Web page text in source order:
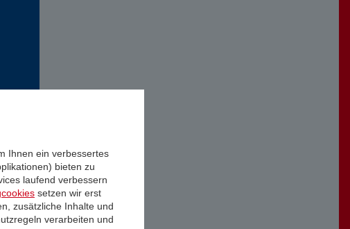
Ihnen ein verbessertes
bieten zu
laufend verbessern
setzen wir erst
zusätzliche Inhalte und
verarbeiten und